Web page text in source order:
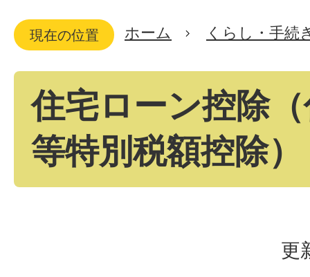
現在の位置 ホーム くらし・手続
住宅ローン控除
等特別税額控除）
更